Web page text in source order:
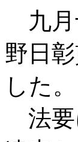
九月
野日
した。
法要